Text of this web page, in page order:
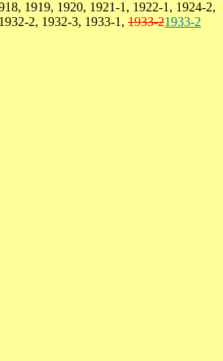
1919, 1920, 1921-1, 1922-1, 1924-2,
2, 1932-3, 1933-1, 1933-21933-2